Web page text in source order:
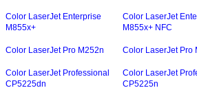
Color LaserJet Enterprise
M855x+
Color LaserJet
M855x+ NFC
Color LaserJet Pro M252n Color LaserJet Pro
Color LaserJet Professional
CP5225dn
Color LaserJet
CP5225n